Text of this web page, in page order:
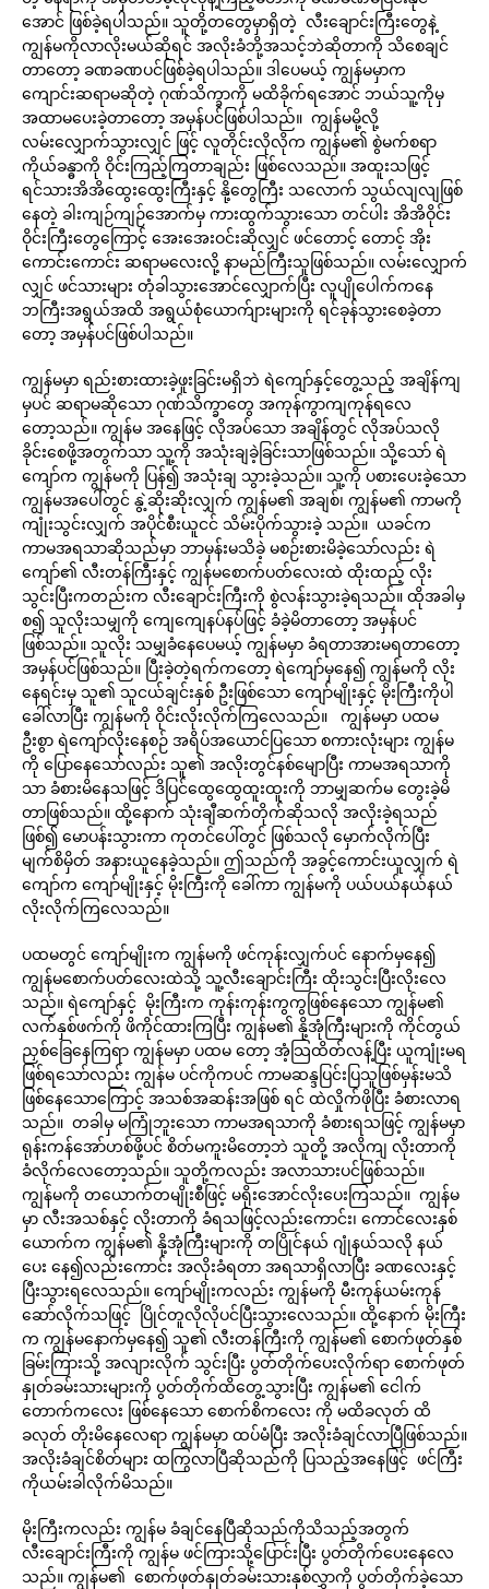
အောင် ဖြစ်ခဲ့ရပါသည်။ သူတို့တတွေမှာရှိတဲ့ လီးချောင်းကြီးတွေနဲ့
ကျွန်မကိုလာလိုးမယ်ဆိုရင် အလိုးခံဘို့အသင့်ဘဲဆိုတာကို သိစေချင်
တာတော့ ခဏခဏပင်ဖြစ်ခဲ့ရပါသည်။ ဒါပေမယ့် ကျွန်မမှာက
ကျောင်းဆရာမဆိုတဲ့ ဂုဏ်သိက္ခာကို မထိခိုက်ရအောင် ဘယ်သူ့ကိုမှ
အထာမပေးခဲ့တာတော့ အမှန်ပင်ဖြစ်ပါသည်။ ကျွန်မမို့လို့
လမ်းလျှောက်သွားလျှင် ဖြင့် လူတိုင်းလိုလိုက ကျွန်မ၏ စွဲမက်စရာ
ကိုယ်ခန္ဓာကို ဝိုင်းကြည့်ကြတာချည်း ဖြစ်လေသည်။ အထူးသဖြင့်
ရင်သားအိအိထွေးထွေးကြီးနှင့် နို့တွေကြီး သလောက် သွယ်လျလျဖြစ်
နေတဲ့ ခါးကျဉ်ကျဉ်အောက်မှ ကားထွက်သွားသော တင်ပါး အိအိဝိုင်း
ဝိုင်းကြီးတွေကြောင့် အေးအေးဝင်းဆိုလျှင် ဖင်တောင့် တောင့် အိုး
ကောင်းကောင်း ဆရာမလေးလို့ နာမည်ကြီးသူဖြစ်သည်။ လမ်းလျှောက်
လျှင် ဖင်သားများ တုံခါသွားအောင်လျှောက်ပြီး လူပျိုပေါက်ကနေ
ဘကြီးအရွယ်အထိ အရွယ်စုံယောက်ျားများကို ရင်ခုန်သွားစေခဲ့တာ
တော့ အမှန်ပင်ဖြစ်ပါသည်။
ကျွန်မမှာ ရည်းစားထားခဲ့ဖူးခြင်းမရှိဘဲ ရဲကျော်နှင့်တွေ့သည့် အချိန်ကျ
မှပင် ဆရာမဆိုသော ဂုဏ်သိက္ခာတွေ အကုန်ကွာကျကုန်ရလေ
တော့သည်။ ကျွန်မ အနေဖြင့် လိုအပ်သော အချိန်တွင် လိုအပ်သလို
ခိုင်းစေဖို့အတွက်သာ သူ့ကို အသုံးချခဲ့ခြင်းသာဖြစ်သည်။ သို့သော် ရဲ
ကျော်က ကျွန်မကို ပြန်၍ အသုံးချ သွားခဲ့သည်။ သူ့ကို ပစားပေးခဲ့သော
ကျွန်မအပေါ်တွင် နွဲ့ဆိုးဆိုးလျှက် ကျွန်မ၏ အချစ်၊ ကျွန်မ၏ ကာမကို
ကျုံးသွင်းလျှက် အပိုင်စီးယူငင် သိမ်းပိုက်သွားခဲ့ သည်။ ယခင်က
ကာမအရသာဆိုသည်မှာ ဘာမှန်းမသိခဲ့ မစဉ်းစားမိခဲ့သော်လည်း ရဲ
ကျော်၏ လီးတန်ကြီးနှင့် ကျွန်မစောက်ပတ်လေးထဲ ထိုးထည့် လိုး
သွင်းပြီးကတည်းက လီးချောင်းကြီးကို စွဲလန်းသွားခဲ့ရသည်။ ထိုအခါမှ
စ၍ သူလိုးသမျှကို ကျေကျေနပ်နပ်ဖြင့် ခံခဲ့မိတာတော့ အမှန်ပင်
ဖြစ်သည်။ သူလိုး သမျှခံနေပေမယ့် ကျွန်မမှာ ခံရတာအားမရတာတော့
အမှန်ပင်ဖြစ်သည်။ ပြီးခဲ့တဲ့ရက်ကတော့ ရဲကျော်မှနေ၍ ကျွန်မကို လိုး
နေရင်းမှ သူ၏ သူငယ်ချင်းနှစ် ဦးဖြစ်သော ကျော်မျိုးနှင့် မိုးကြီးကိုပါ
ခေါ်လာပြီး ကျွန်မကို ဝိုင်းလိုးလိုက်ကြလေသည်။ ကျွန်မမှာ ပထမ
ဦးစွာ ရဲကျော်လိုးနေစဉ် အရိပ်အယောင်ပြသော စကားလုံးများ ကျွန်မ
ကို ပြောနေသော်လည်း သူ၏ အလိုးတွင်နစ်မျောပြီး ကာမအရသာကို
သာ ခံစားမိနေသဖြင့် ဒိပြင်ထွေထွေထူးထူးကို ဘာမျှဆက်မ တွေးခဲ့မိ
တာဖြစ်သည်။ ထို့နောက် သုံးချီဆက်တိုက်ဆိုသလို အလိုးခဲ့ရသည်
ဖြစ်၍ မောပန်းသွားကာ ကုတင်ပေါ်တွင် ဖြစ်သလို မှောက်လိုက်ပြီး
မျက်စိမှိတ် အနားယူနေခဲ့သည်။ ဤသည်ကို အခွင့်ကောင်းယူလျှက် ရဲ
ကျော်က ကျော်မျိုးနှင့် မိုးကြီးကို ခေါ်ကာ ကျွန်မကို ပယ်ပယ်နယ်နယ်
လိုးလိုက်ကြလေသည်။
ပထမတွင် ကျော်မျိုးက ကျွန်မကို ဖင်ကုန်းလျှက်ပင် နောက်မှနေ၍
ကျွန်မစောက်ပတ်လေးထဲသို့ သူ့လီးချောင်းကြီး ထိုးသွင်းပြီးလိုးလေ
သည်။ ရဲကျော်နှင့် မိုးကြီးက ကုန်းကုန်းကွကွဖြစ်နေသော ကျွန်မ၏
လက်နှစ်ဖက်ကို ဖိကိုင်ထားကြပြီး ကျွန်မ၏ နို့အုံကြီးများကို ကိုင်တွယ်
ညှစ်ခြေနေကြရာ ကျွန်မမှာ ပထမ တော့ အံ့သြထိတ်လန့်ပြီး ယူကျုံးမရ
ဖြစ်ရသော်လည်း ကျွန်မ ပင်ကိုကပင် ကာမဆန္ဒပြင်းပြသူဖြစ်မှန်းမသိ
ဖြစ်နေသောကြောင့် အသစ်အဆန်းအဖြစ် ရင် ထဲလှိုက်ဖိုပြီး ခံစားလာရ
သည်။ တခါမှ မကြုံဘူးသော ကာမအရသာကို ခံစားရသဖြင့် ကျွန်မမှာ
ရုန်းကန်အော်ဟစ်ဖို့ပင် စိတ်မကူးမိတော့ဘဲ သူတို့ အလိုကျ လိုးတာကို
ခံလိုက်လေတော့သည်။ သူတို့ကလည်း အလာသားပင်ဖြစ်သည်။
ကျွန်မကို တယောက်တမျိုးစီဖြင့် မရိုးအောင်လိုးပေးကြသည်။ ကျွန်မ
မှာ လီးအသစ်နှင့် လိုးတာကို ခံရသဖြင့်လည်းကောင်း၊ ကောင်လေးနှစ်
ယောက်က ကျွန်မ၏ နို့အုံကြီးများကို တပြိုင်နယ် ဂျုံနယ်သလို နယ်
ပေး နေ၍လည်းကောင်း အလိုးခံရတာ အရသာရှိလာပြီး ခဏလေးနှင့်
ပြီးသွားရလေသည်။ ကျော်မျိုးကလည်း ကျွန်မကို မီးကုန်ယမ်းကုန်
ဆော်လိုက်သဖြင့် ပြိုင်တူလိုလိုပင်ပြီးသွားလေသည်။ ထို့နောက် မိုးကြီး
က ကျွန်မနောက်မှနေ၍ သူ၏ လီးတန်ကြီးကို ကျွန်မ၏ စောက်ဖုတ်နှစ်
ခြမ်းကြားသို့ အလျားလိုက် သွင်းပြီး ပွတ်တိုက်ပေးလိုက်ရာ စောက်ဖုတ်
နှုတ်ခမ်းသားများကို ပွတ်တိုက်ထိတွေ့သွားပြီး ကျွန်မ၏ ငေါက်
တောက်ကလေး ဖြစ်နေသော စောက်စိကလေး ကို မထိခလုတ် ထိ
ခလုတ် တိုးမိနေလေရာ ကျွန်မမှာ ထပ်မံပြီး အလိုးခံချင်လာပြီဖြစ်သည်။
အလိုးခံချင်စိတ်များ ထကြွလာပြီဆိုသည်ကို ပြသည့်အနေဖြင့် ဖင်ကြီး
ကိုယမ်းခါလိုက်မိသည်။
မိုးကြီးကလည်း ကျွန်မ ခံချင်နေပြီဆိုသည်ကိုသိသည့်အတွက်
လီးချောင်းကြီးကို ကျွန်မ ဖင်ကြားသို့ပြောင်းပြီး ပွတ်တိုက်ပေးနေလေ
သည်။ ကျွန်မ၏ စောက်ဖုတ်နှုတ်ခမ်းသားနှစ်လွှာကို ပွတ်တိုက်ခဲ့သော